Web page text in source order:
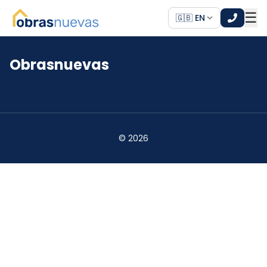
🇬🇧 EN ☰
*
Obrasnuevas
© 2026